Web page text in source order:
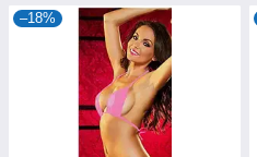
–18%